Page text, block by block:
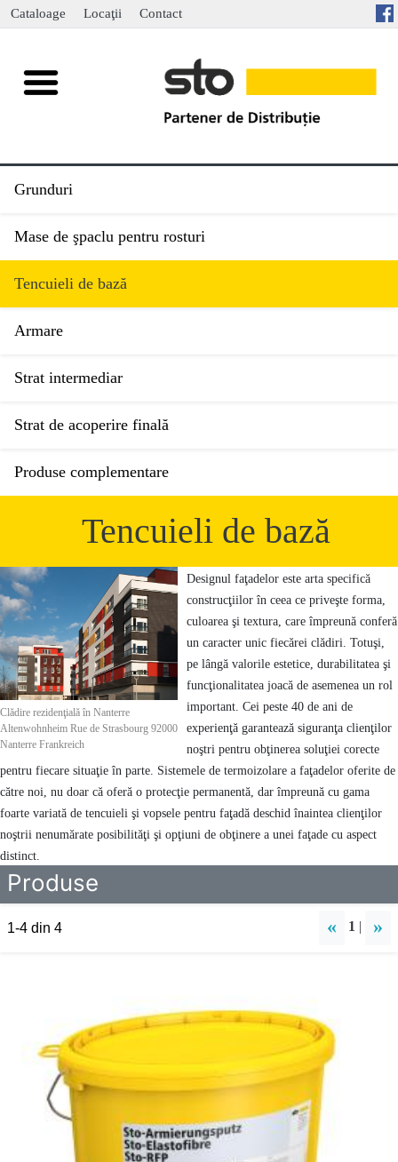
Cataloage Locaţii Contact
Grunduri
Mase de şpaclu pentru rosturi
Tencuieli de bază
Armare
Strat intermediar
Strat de acoperire finală
Produse complementare
Tencuieli de bază
Clădire rezidenţială în Nanterre
Altenwohnheim Rue de Strasbourg 92000
Nanterre Frankreich
Designul faţadelor este arta specifică
construcţiilor în ceea ce priveşte forma,
culoarea şi textura, care împreună conferă
un caracter unic fiecărei clădiri. Totuşi,
pe lângă valorile estetice, durabilitatea şi
funcţionalitatea joacă de asemenea un rol
important. Cei peste 40 de ani de
experienţă garantează siguranţa clienţilor
noştri pentru obţinerea soluţiei corecte
pentru fiecare situaţie în parte. Sistemele de termoizolare a faţadelor oferite de
către noi, nu doar că oferă o protecţie permanentă, dar împreună cu gama
foarte variată de tencuieli şi vopsele pentru faţadă deschid înaintea clienţilor
noştrii nenumărate posibilităţi şi opţiuni de obţinere a unei faţade cu aspect
distinct.
Produse
1-4 din 4 « 1 | »